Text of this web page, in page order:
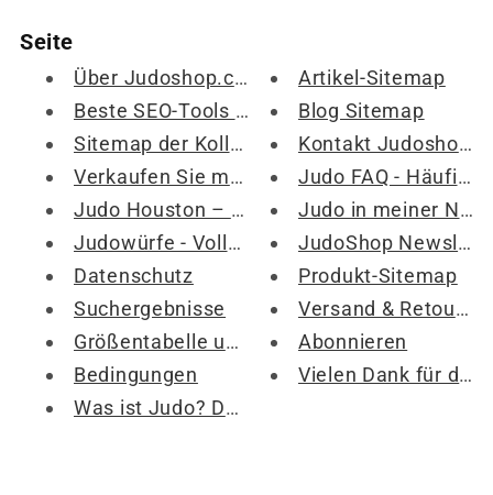
Seite
Über Judoshop.com
Artikel-Sitemap
Beste SEO-Tools für Shopify – Was hilft mir beim Betreiben von Judoshop.com
Blog Sitemap
Sitemap der Kollektion
Kontakt Judoshop.com
Verkaufen Sie meine persönlichen Daten nicht
Judo FAQ - Häufig gestellte Fragen zum Judo
Judo Houston – Liste der Judo-Clubs im Raum Houston
Judo in meiner Nähe – Finden Sie den nächstgelegenen Club in Ihrer Nähe
Judowürfe - Vollständige Liste der Judowürfe
JudoShop Newsletter
Datenschutz
Produkt-Sitemap
Suchergebnisse
Versand & Retouren
Größentabelle und Druckpflege
Abonnieren
Bedingungen
Vielen Dank für die Anmeldung zur E-Mail-Liste
Was ist Judo? Der ultimative Judo-Leitfaden